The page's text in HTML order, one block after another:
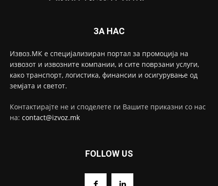
ЗА НАС
Извоз.МК е специјализиран портал за промоција на
извозот и извозните компании, и сите поврзани услуги,
како транспорт, логистика, финансии и осигурување од
земјата и светот.
Контактирајте не и споделете ги Вашите приказни со нас
на: contact@izvoz.mk
FOLLOW US